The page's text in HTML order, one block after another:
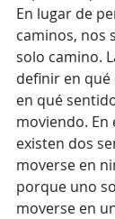
En lugar de
caminos, nos
solo camino.
definir en qué
en qué
moviendo.
existen dos
moverse en
porque uno
moverse en